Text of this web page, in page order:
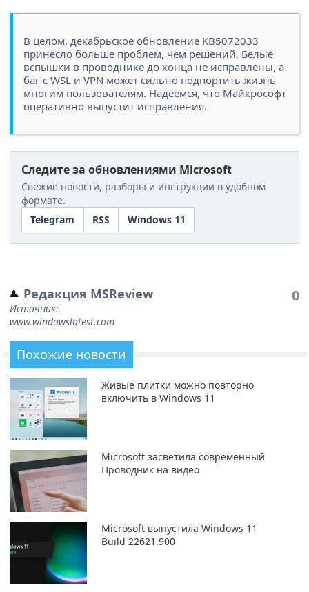
В целом, декабрьское обновление KB5072033
принесло больше проблем, чем решений. Белые
вспышки в проводнике до конца не исправлены, а
баг с WSL и VPN может сильно подпортить жизнь
многим пользователям. Надеемся, что Майкрософт
оперативно выпустит исправления.
Следите за обновлениями Microsoft
Свежие новости, разборы и инструкции в удобном
формате.
Telegram
RSS Windows 11
Редакция MSReview
Источник:
www.windowslatest.com
0
Похожие новости
Живые плитки можно повторно
включить в Windows 11
Microsoft засветила современный
Проводник на видео
Microsoft выпустила Windows 11
Build 22621.900